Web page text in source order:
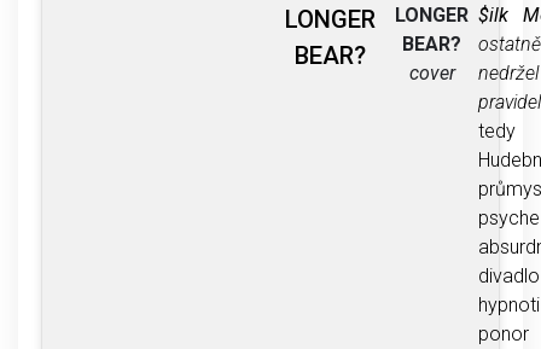
LONGER
BEAR?
LONGER
BEAR?
cover
$ilk
nedržel
tedy